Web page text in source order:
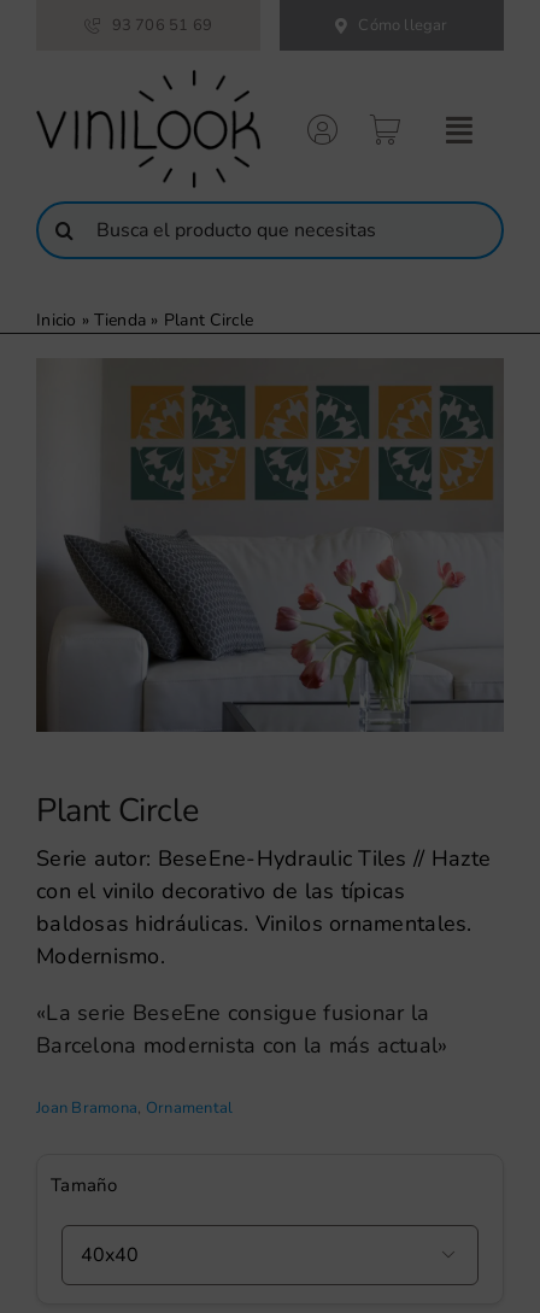
93 706 51 69 Cómo llegar
Buscar:
Inicio »Tienda » Plant Circle
Plant Circle
Serie autor: BeseEne-Hydraulic Tiles // Hazte
con el vinilo decorativo de las típicas
baldosas hidráulicas. Vinilos ornamentales.
Modernismo.
«La serie BeseEne consigue fusionar la
Barcelona modernista con la más actual»
Joan Bramona, Ornamental
Tamaño
